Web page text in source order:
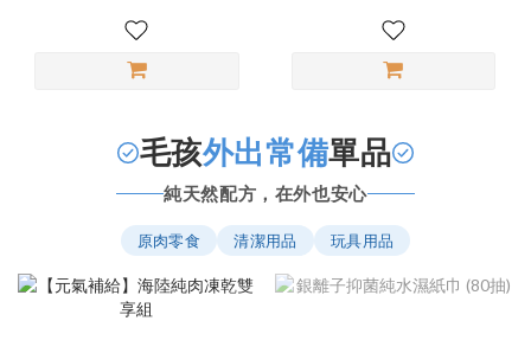
毛孩外出常備單品
純天然配方，在外也安心
原肉零食 清潔用品 玩具用品